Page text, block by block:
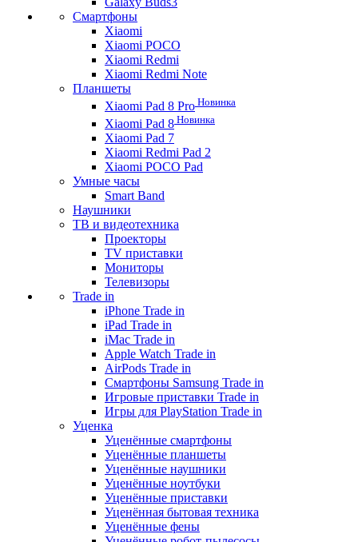
Смартфоны
Xiaomi
Xiaomi POCO
Xiaomi Redmi
Xiaomi Redmi Note
Планшеты
Xiaomi Pad 8 Pro Новинка
Xiaomi Pad 8 Новинка
Xiaomi Pad 7
Xiaomi Redmi Pad 2
Xiaomi POCO Pad
Умные часы
Smart Band
Наушники
ТВ и видеотехника
Проекторы
TV приставки
Мониторы
Телевизоры
Trade in
iPhone Trade in
iPad Trade in
iMac Trade in
Apple Watch Trade in
AirPods Trade in
Смартфоны Samsung Trade in
Игровые приставки Trade in
Игры для PlayStation Trade in
Уценка
Уценённые смартфоны
Уценённые планшеты
Уценённые наушники
Уценённые ноутбуки
Уценённые приставки
Уценённая бытовая техника
Уценённые фены